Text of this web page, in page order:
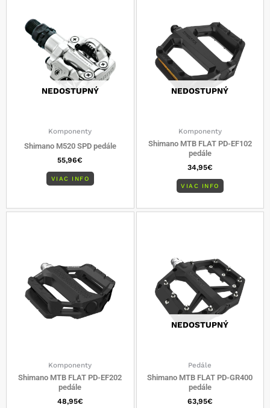
NEDOSTUPNÝ
Komponenty
Shimano M520 SPD pedále
55,96€
VIAC INFO
NEDOSTUPNÝ
Komponenty
Shimano MTB FLAT PD-EF102
pedále
34,95€
VIAC INFO
Komponenty
Shimano MTB FLAT PD-EF202
pedále
48,95€
NEDOSTUPNÝ
Pedále
Shimano MTB FLAT PD-GR400
pedále
63,95€